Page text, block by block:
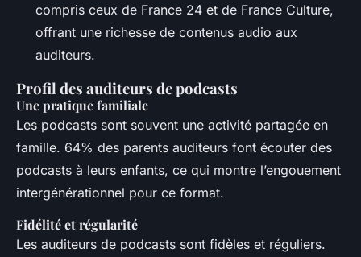
compris ceux de France 24 et de France Culture,
offrant une richesse de contenus audio aux
auditeurs.
Profil des auditeurs de podcasts
Une pratique familiale
Les podcasts sont souvent une activité partagée en
famille. 64% des parents auditeurs font écouter des
podcasts à leurs enfants, ce qui montre l’engouement
intergénérationnel pour ce format.
Fidélité et régularité
Les auditeurs de podcasts sont fidèles et réguliers.